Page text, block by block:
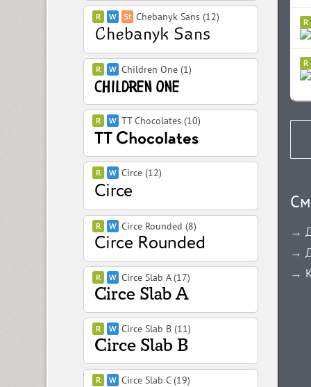
Chebanyk Sans (12)
Children One (1)
TT Chocolates (10)
Circe (12)
Circe Rounded (8)
Circe Slab A (17)
Circe Slab B (11)
Circe Slab C (19)
→
→
→